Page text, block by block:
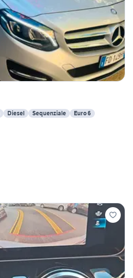
Diesel Sequenziale Euro 6